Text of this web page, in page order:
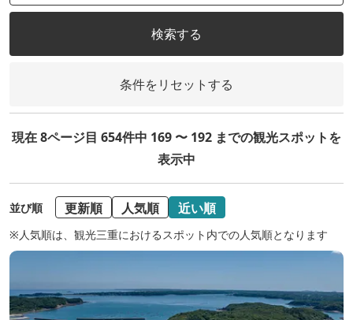
検索する
条件をリセットする
現在 8ページ目 654件中 169 〜 192 までの観光スポットを
表示中
並び順 更新順 人気順 近い順
※人気順は、観光三重におけるスポット内での人気順となります